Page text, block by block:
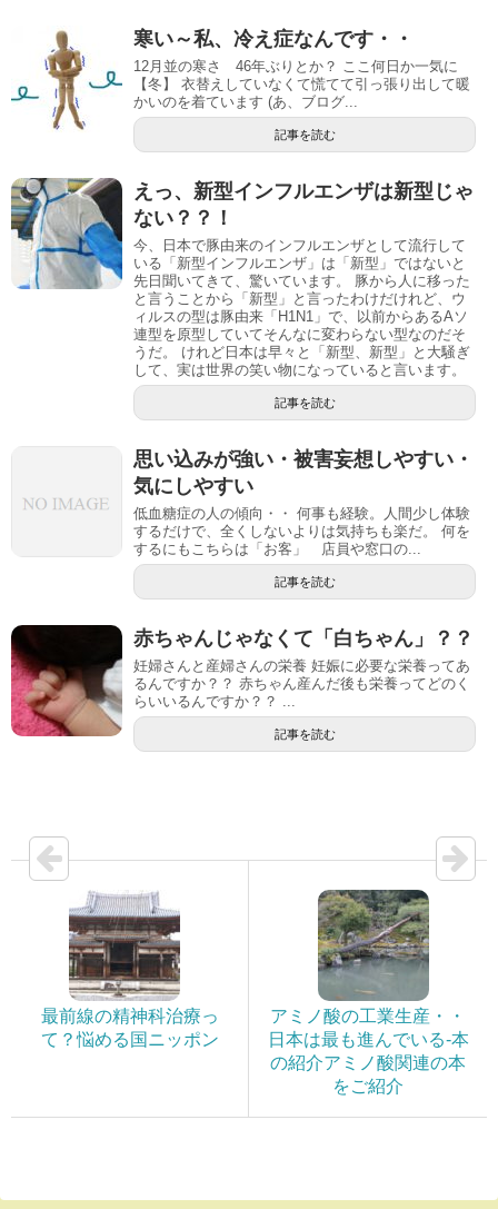
寒い～私、冷え症なんです・・
12月並の寒さ 46年ぶりとか？ ここ何日か一気に
【冬】 衣替えしていなくて慌てて引っ張り出して暖
かいのを着ています (あ、ブログ...
記事を読む
えっ、新型インフルエンザは新型じゃ
ない？？！
今、日本で豚由来のインフルエンザとして流行して
いる「新型インフルエンザ」は「新型」ではないと
先日聞いてきて、驚いています。 豚から人に移った
と言うことから「新型」と言ったわけだけれど、ウ
ィルスの型は豚由来「H1N1」で、以前からあるAソ
連型を原型していてそんなに変わらない型なのだそ
うだ。 けれど日本は早々と「新型、新型」と大騒ぎ
して、実は世界の笑い物になっていると言います。
記事を読む
思い込みが強い・被害妄想しやすい・
気にしやすい
低血糖症の人の傾向・・ 何事も経験。人間少し体験
するだけで、全くしないよりは気持ちも楽だ。 何を
するにもこちらは「お客」 店員や窓口の...
記事を読む
赤ちゃんじゃなくて「白ちゃん」？？
妊婦さんと産婦さんの栄養 妊娠に必要な栄養ってあ
るんですか？？ 赤ちゃん産んだ後も栄養ってどのく
らいいるんですか？？ ...
記事を読む
最前線の精神科治療っ
て？悩める国ニッポン
アミノ酸の工業生産・・
日本は最も進んでいる-本
の紹介アミノ酸関連の本
をご紹介